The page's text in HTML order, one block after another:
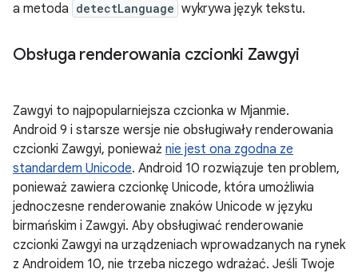
a metoda detectLanguage wykrywa język tekstu.
Obsługa renderowania czcionki Zawgyi
Zawgyi to najpopularniejsza czcionka w Mjanmie.
Android 9 i starsze wersje nie obsługiwały renderowania
czcionki Zawgyi, ponieważ nie jest ona zgodna ze
standardem Unicode. Android 10 rozwiązuje ten problem,
ponieważ zawiera czcionkę Unicode, która umożliwia
jednoczesne renderowanie znaków Unicode w języku
birmańskim i Zawgyi. Aby obsługiwać renderowanie
czcionki Zawgyi na urządzeniach wprowadzanych na rynek
z Androidem 10, nie trzeba niczego wdrażać. Jeśli Twoje